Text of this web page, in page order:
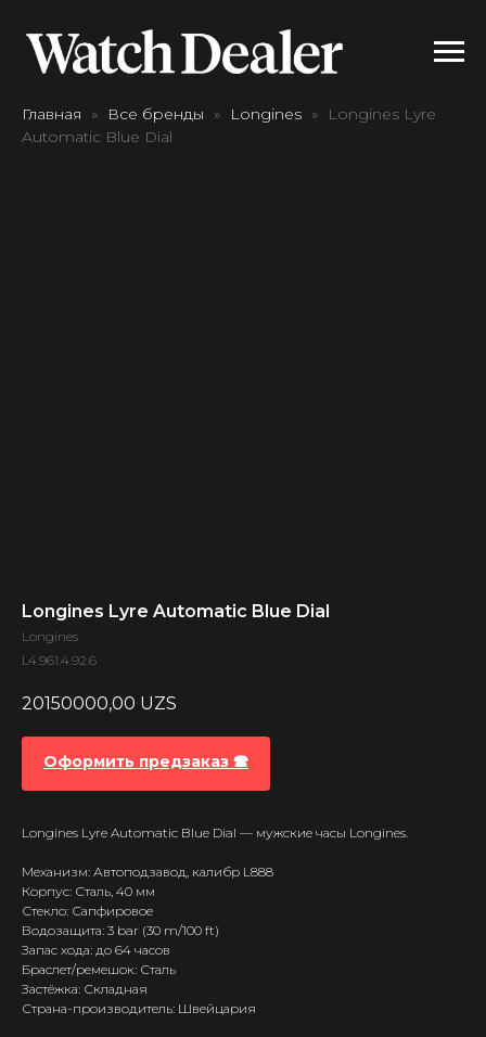
Главная Все бренды Longines
Longines Lyre
Automatic Blue Dial
Longines Lyre Automatic Blue Dial
Longines
L4.961.4.92.6
20150000,00 UZS
Оформить предзаказ 🕿
Longines Lyre Automatic Blue Dial — мужские часы Longines.
Механизм: Автоподзавод, калибр L888
Корпус: Сталь, 40 мм
Стекло: Сапфировое
Водозащита: 3 bar (30 m/100 ft)
Запас хода: до 64 часов
Браслет/ремешок: Сталь
Застёжка: Складная
Страна-производитель: Швейцария